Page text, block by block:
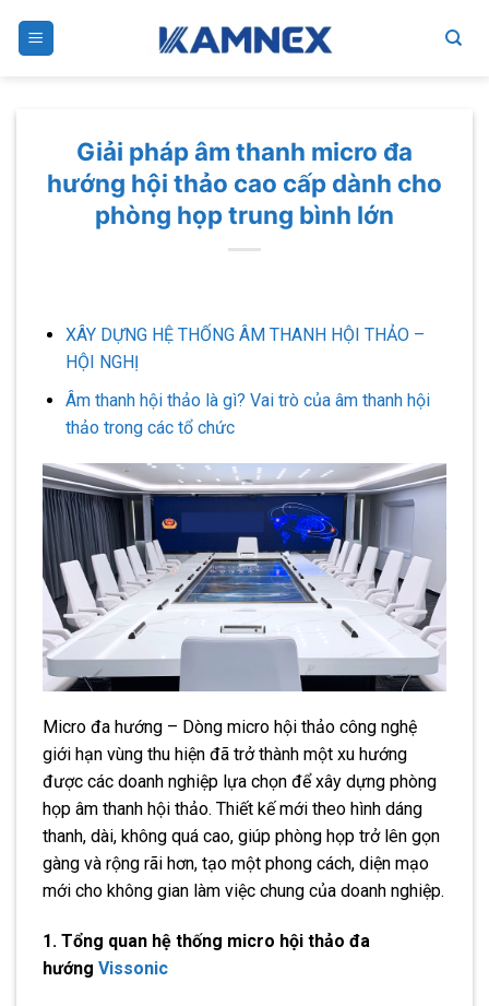
Giải pháp âm thanh micro đa
hướng hội thảo cao cấp dành cho
phòng họp trung bình lớn
XÂY DỰNG HỆ THỐNG ÂM THANH HỘI THẢO –
HỘI NGHỊ
Âm thanh hội thảo là gì? Vai trò của âm thanh hội
thảo trong các tổ chức
Micro đa hướng – Dòng micro hội thảo công nghệ
giới hạn vùng thu hiện đã trở thành một xu hướng
được các doanh nghiệp lựa chọn để xây dựng phòng
họp âm thanh hội thảo. Thiết kế mới theo hình dáng
thanh, dài, không quá cao, giúp phòng họp trở lên gọn
gàng và rộng rãi hơn, tạo một phong cách, diện mạo
mới cho không gian làm việc chung của doanh nghiệp.
1. Tổng quan hệ thống micro hội thảo đa
hướng Vissonic